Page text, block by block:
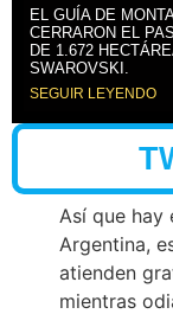
EL GUÍA DE
CERRARON EL
DE 1.672
SWAROVSKI.
SEGUIR LEYENDO
Así que hay
Argentina,
atienden
mientras